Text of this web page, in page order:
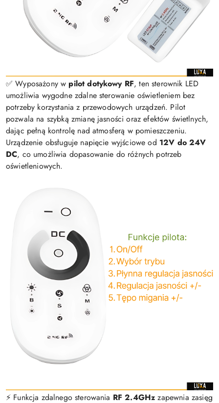
✅ Wyposażony w pilot dotykowy RF, ten sterownik LED
umożliwia wygodne zdalne sterowanie oświetleniem bez
potrzeby korzystania z przewodowych urządzeń. Pilot
pozwala na szybką zmianę jasności oraz efektów świetlnych,
dając pełną kontrolę nad atmosferą w pomieszczeniu.
Urządzenie obsługuje napięcie wyjściowe od 12V do 24V
DC, co umożliwia dopasowanie do różnych potrzeb
oświetleniowych.
⚡️ Funkcja zdalnego sterowania RF 2.4GHz zapewnia zasięg